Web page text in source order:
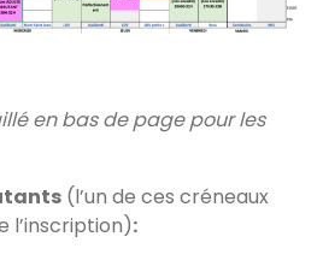
en bas de page pour les
(l’un de ces créneaux
l’inscription):